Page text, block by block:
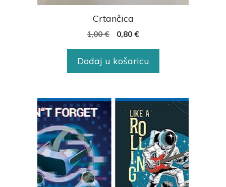
Crtančica
1,00€ 0,80 €
Dodaj u košaricu